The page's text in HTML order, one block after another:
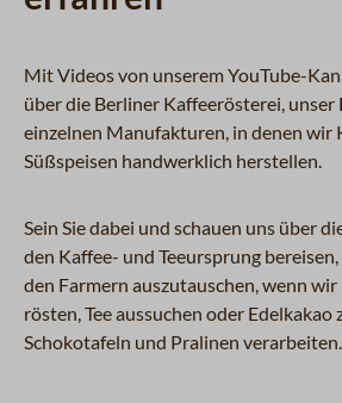
Mit Videos von unserem YouTube-
über die Berliner Kaffeerösterei,
einzelnen Manufakturen, in denen wir
Süßspeisen handwerklich herstellen.
Sein Sie dabei und schauen uns über
den Kaffee- und Teeursprung
den Farmern auszutauschen, wenn
rösten, Tee aussuchen oder Edelkakao
Schokotafeln und Pralinen verarbeiten.